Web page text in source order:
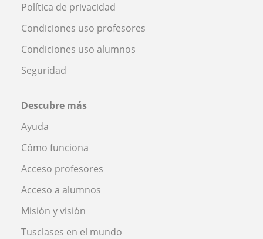
Política de privacidad
Condiciones uso profesores
Condiciones uso alumnos
Seguridad
Descubre más
Ayuda
Cómo funciona
Acceso profesores
Acceso a alumnos
Misión y visión
Tusclases en el mundo